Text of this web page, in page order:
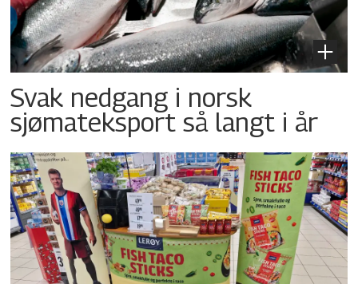
Svak nedgang i norsk
sjømateksport så langt i år